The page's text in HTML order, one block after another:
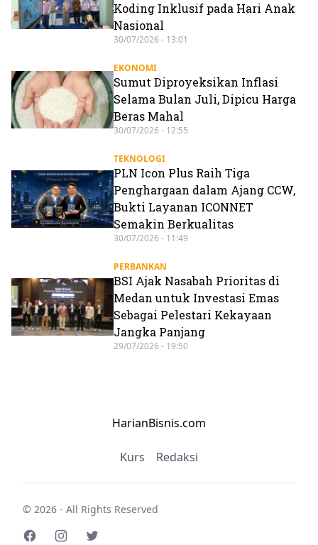
Koding Inklusif pada Hari Anak
Nasional
30/07/2026 - 13:01
EKONOMI
Sumut Diproyeksikan Inflasi
Selama Bulan Juli, Dipicu Harga
Beras Mahal
30/07/2026 - 12:55
TEKNOLOGI
PLN Icon Plus Raih Tiga
Penghargaan dalam Ajang CCW,
Bukti Layanan ICONNET
Semakin Berkualitas
30/07/2026 - 11:49
PERBANKAN
BSI Ajak Nasabah Prioritas di
Medan untuk Investasi Emas
Sebagai Pelestari Kekayaan
Jangka Panjang
29/07/2026 - 19:50
HarianBisnis.com
Kurs Redaksi
© 2026 - All Rights Reserved